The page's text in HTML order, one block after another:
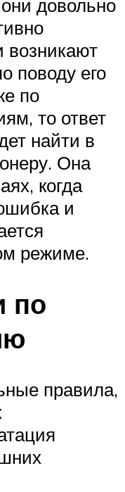
они довольно
возникают
поводу его
по
то ответ
найти в
Она
когда
и
режиме.
по
правила,